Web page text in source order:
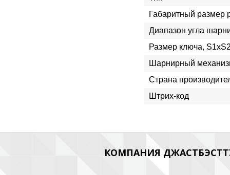
Габаритный размер
Диапазон угла
Размер ключа,
Шарнирный
Страна
Штрих-код
КОМПАНИЯ